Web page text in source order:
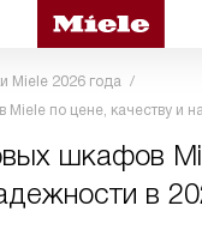
Miele 2026 года
Miele по цене, качеству и
шкафов
в